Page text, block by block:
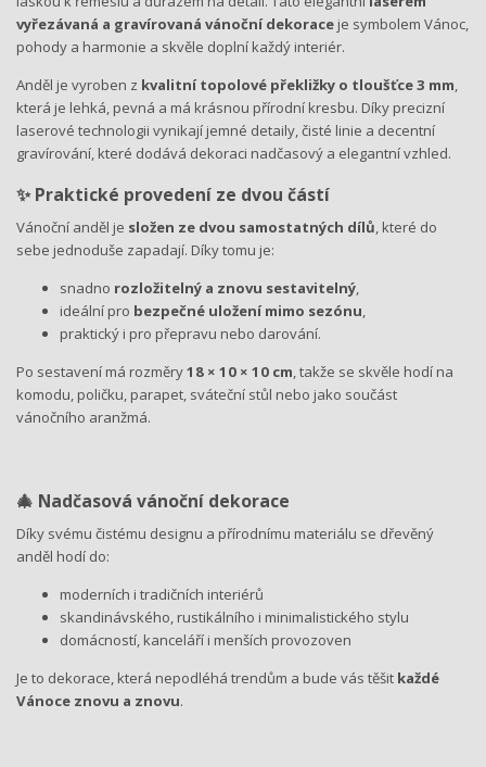
vyřezávaná a gravírovaná vánoční dekorace je symbolem Vánoc,
pohody a harmonie a skvěle doplní každý interiér.
Anděl je vyroben z kvalitní topolové překližky o tloušťce 3 mm
která je lehká, pevná a má krásnou přírodní kresbu. Díky precizní
laserové technologii vynikají jemné detaily, čisté linie a decentní
gravírování, které dodává dekoraci nadčasový a elegantní vzhled.
✨ Praktické provedení ze dvou částí
Vánoční anděl je složen ze dvou samostatných dílů, které do
sebe jednoduše zapadají. Díky tomu je:
snadno rozložitelný a znovu sestavitelný,
ideální pro bezpečné uložení mimo sezónu,
praktický i pro přepravu nebo darování.
Po sestavení má rozměry18 × 10 × 10 cm, takže se skvěle hodí na
komodu, poličku, parapet, sváteční stůl nebo jako součást
vánočního aranžmá.
🎄 Nadčasová vánoční dekorace
Díky svému čistému designu a přírodnímu materiálu se dřevěný
anděl hodí do:
moderních i tradičních interiérů
skandinávského, rustikálního i minimalistického stylu
domácností, kanceláří i menších provozoven
Je to dekorace, která nepodléhá trendům a bude vás těšit každé
Vánoce znovu a znovu.